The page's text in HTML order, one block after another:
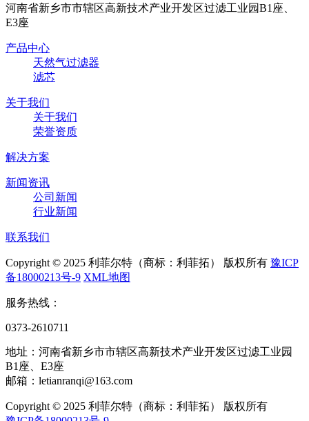
河南省新乡市市辖区高新技术产业开发区过滤工业园B1座、
E3座
产品中心
天然气过滤器
滤芯
关于我们
关于我们
荣誉资质
解决方案
新闻资讯
公司新闻
行业新闻
联系我们
Copyright © 2025 利菲尔特（商标：利菲拓） 版权所有 豫ICP
备18000213号-9 XML地图
服务热线：
0373-2610711
地址：河南省新乡市市辖区高新技术产业开发区过滤工业园
B1座、E3座
邮箱：letianranqi@163.com
Copyright © 2025 利菲尔特（商标：利菲拓） 版权所有